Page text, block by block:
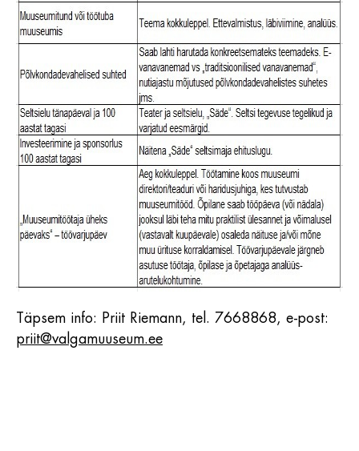
Täpsem info: Priit Riemann, tel. 7668868, e-post:
priit@valgamuuseum.ee